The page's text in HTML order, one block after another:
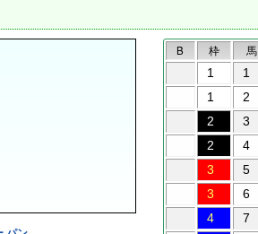
B 枠 馬
1
1
1
2
2
3
2
4
3
5
3
6
4
7